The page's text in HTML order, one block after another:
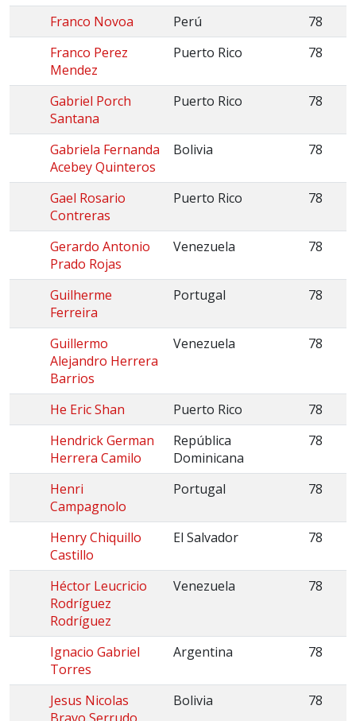
Franco Novoa Perú
78
Franco Perez
Mendez
Puerto Rico 78
Gabriel Porch
Santana
Puerto Rico 78
Gabriela Fernanda
Acebey Quinteros
Bolivia 78
Gael Rosario
Contreras
Puerto Rico 78
Gerardo Antonio
Prado Rojas
Venezuela 78
Guilherme
Ferreira
Portugal 78
Guillermo
Alejandro Herrera
Barrios
Venezuela 78
He Eric Shan Puerto Rico
78
Hendrick German
Herrera Camilo
República
Dominicana
78
Henri
Campagnolo
Portugal 78
Henry Chiquillo
Castillo
El Salvador 78
Héctor Leucricio
Rodríguez
Rodríguez
Venezuela 78
Ignacio Gabriel
Torres
Argentina 78
Jesus Nicolas
Bolivia 78